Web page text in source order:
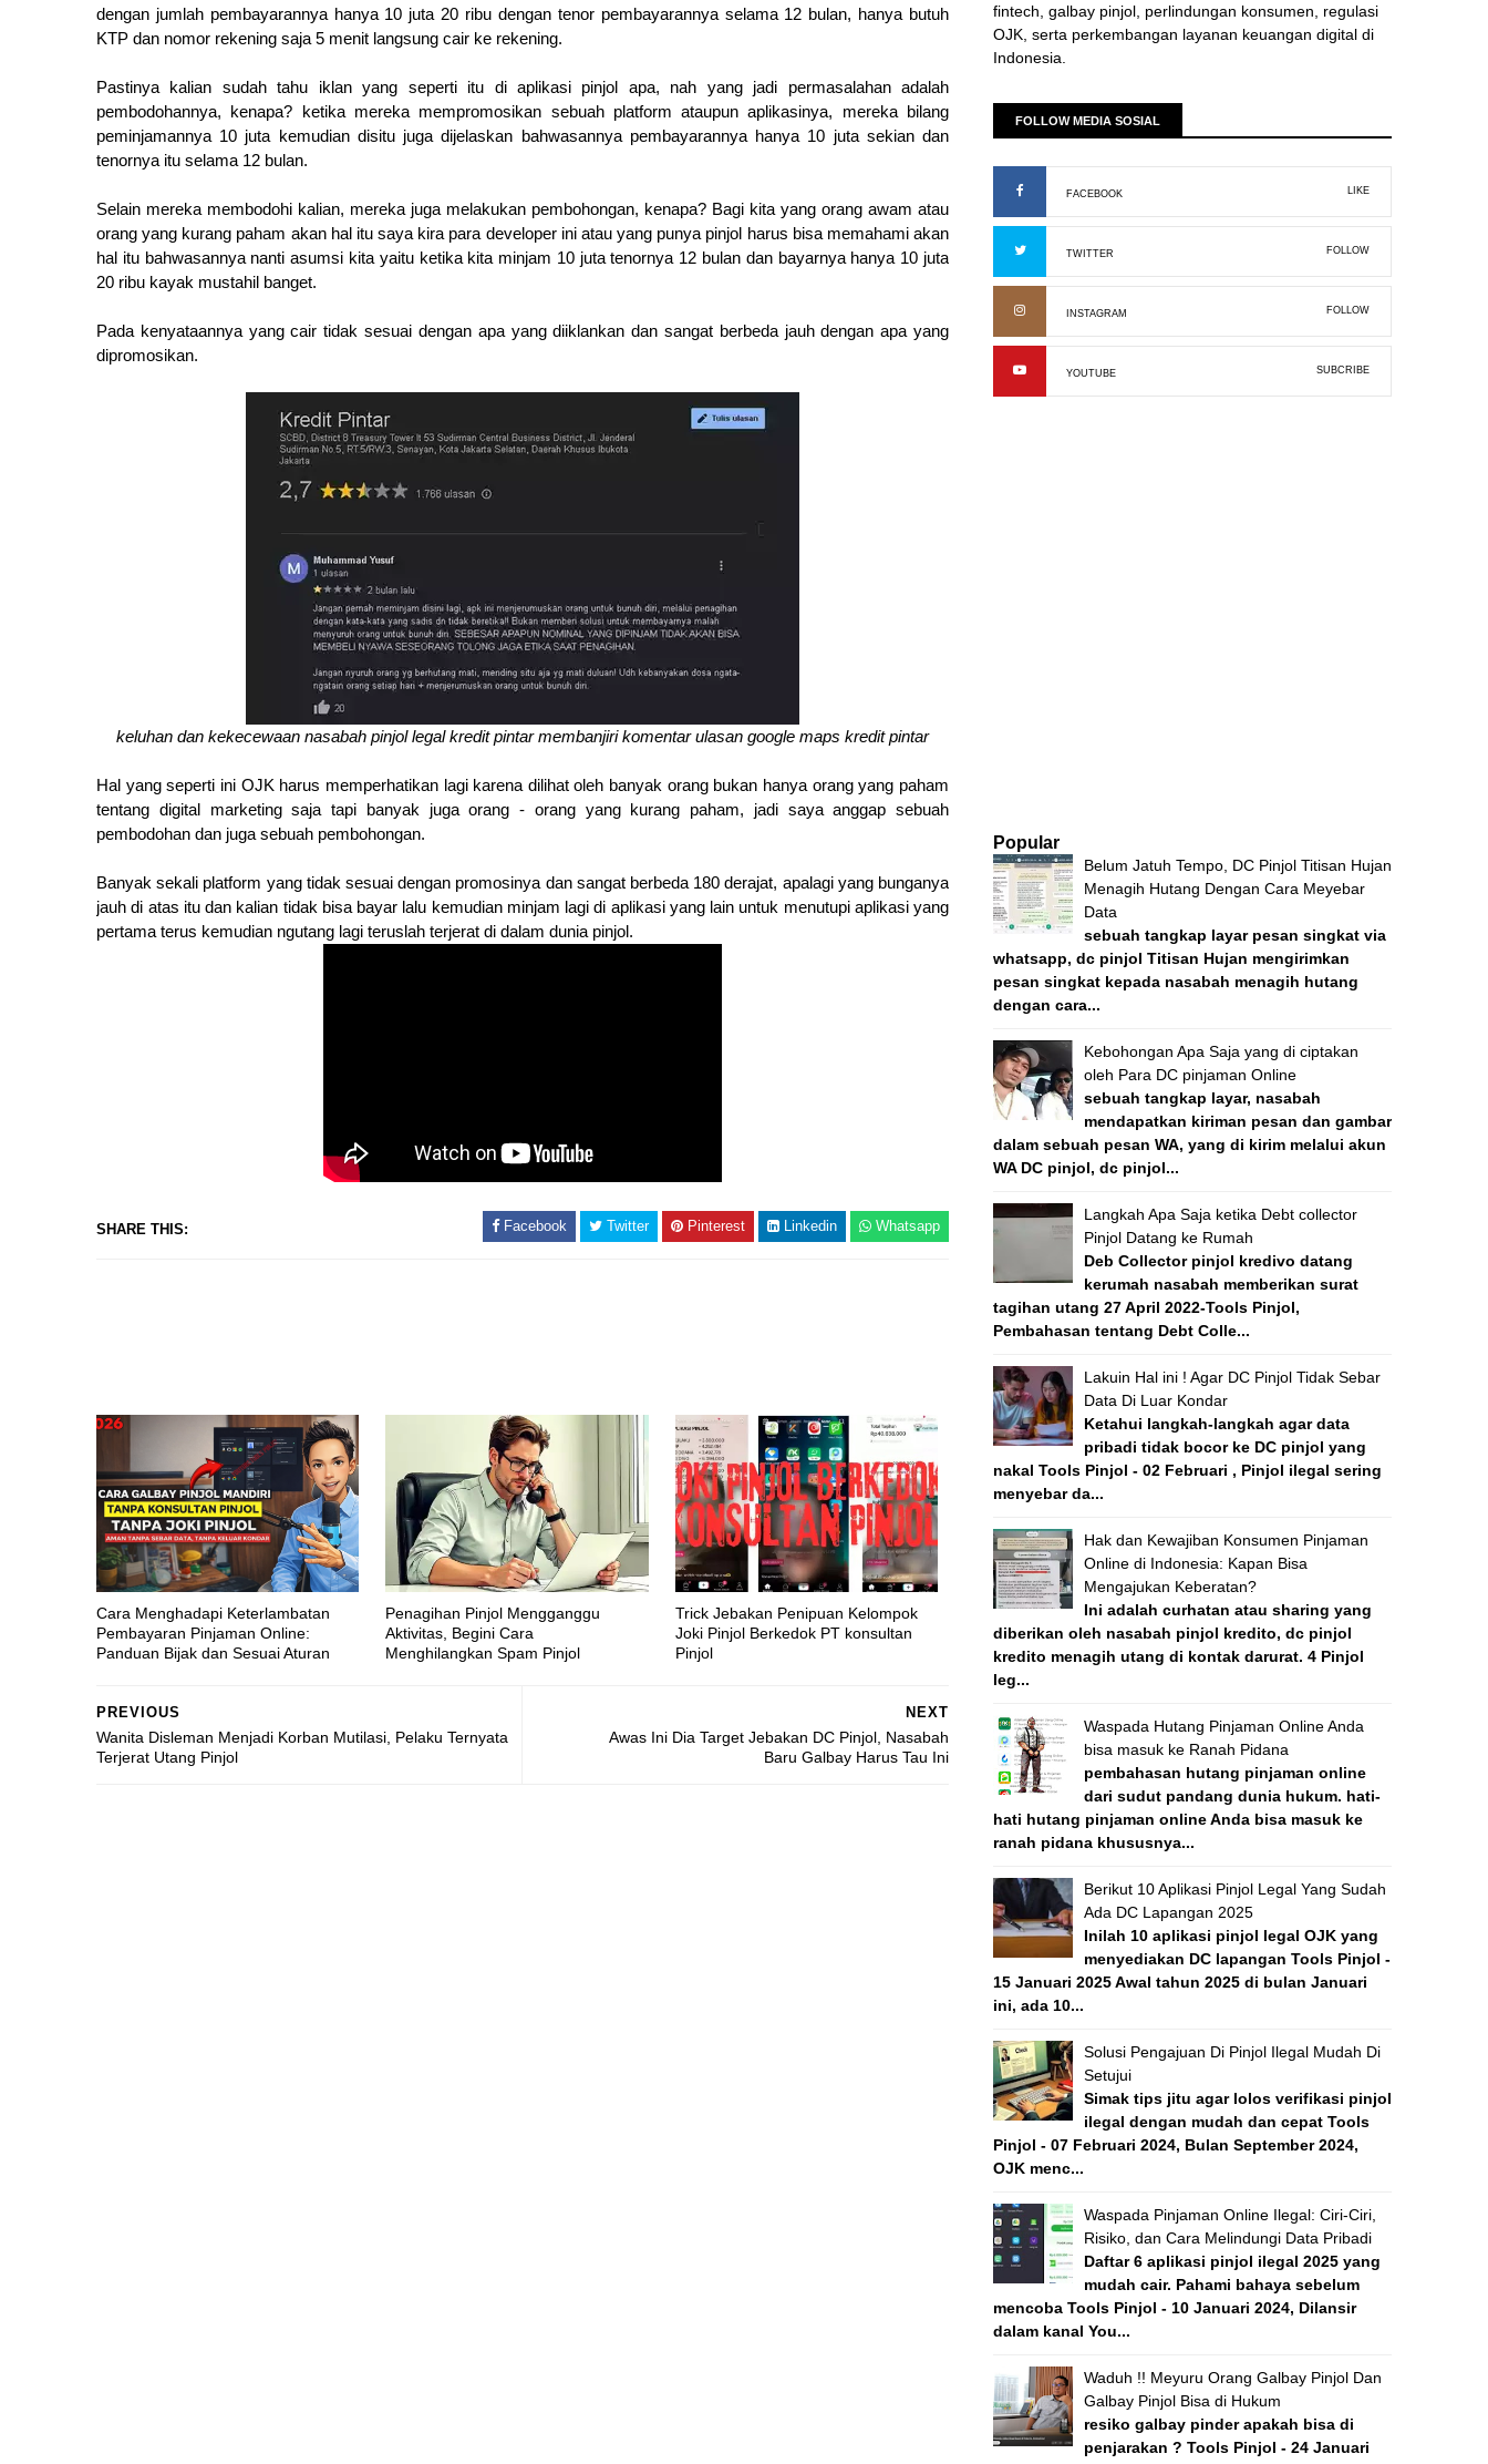
dengan jumlah pembayarannya hanya 10 juta 20 ribu dengan tenor pembayarannya selama 12 bulan, hanya butuh
KTP dan nomor rekening saja 5 menit langsung cair ke rekening.
Pastinya kalian sudah tahu iklan yang seperti itu di aplikasi pinjol apa, nah yang jadi permasalahan adalah
pembodohannya, kenapa? ketika mereka mempromosikan sebuah platform ataupun aplikasinya, mereka bilang
peminjamannya 10 juta kemudian disitu juga dijelaskan bahwasannya pembayarannya hanya 10 juta sekian dan
tenornya itu selama 12 bulan.
Selain mereka membodohi kalian, mereka juga melakukan pembohongan, kenapa? Bagi kita yang orang awam atau
orang yang kurang paham akan hal itu saya kira para developer ini atau yang punya pinjol harus bisa memahami akan
hal itu bahwasannya nanti asumsi kita yaitu ketika kita minjam 10 juta tenornya 12 bulan dan bayarnya hanya 10 juta
20 ribu kayak mustahil banget.
Pada kenyataannya yang cair tidak sesuai dengan apa yang diiklankan dan sangat berbeda jauh dengan apa yang
dipromosikan.
keluhan dan kekecewaan nasabah pinjol legal kredit pintar membanjiri komentar ulasan google maps kredit pintar
Hal yang seperti ini OJK harus memperhatikan lagi karena dilihat oleh banyak orang bukan hanya orang yang paham
tentang digital marketing saja tapi banyak juga orang - orang yang kurang paham, jadi saya anggap sebuah
pembodohan dan juga sebuah pembohongan.
Banyak sekali platform yang tidak sesuai dengan promosinya dan sangat berbeda 180 derajat, apalagi yang bunganya
jauh di atas itu dan kalian tidak bisa bayar lalu kemudian minjam lagi di aplikasi yang lain untuk menutupi aplikasi yang
pertama terus kemudian ngutang lagi teruslah terjerat di dalam dunia pinjol.
SHARE THIS: Facebook Twitter Pinterest Linkedin Whatsapp
Cara Menghadapi Keterlambatan
Pembayaran Pinjaman Online:
Panduan Bijak dan Sesuai Aturan
Penagihan Pinjol Mengganggu
Aktivitas, Begini Cara
Menghilangkan Spam Pinjol
Trick Jebakan Penipuan Kelompok
Joki Pinjol Berkedok PT konsultan
Pinjol
NEXT
Awas Ini Dia Target Jebakan DC Pinjol, Nasabah
Baru Galbay Harus Tau Ini
PREVIOUS
Wanita Disleman Menjadi Korban Mutilasi, Pelaku Ternyata
Terjerat Utang Pinjol
fintech, galbay pinjol, perlindungan konsumen, regulasi
OJK, serta perkembangan layanan keuangan digital di
Indonesia.
FOLLOW MEDIA SOSIAL
FACEBOOK LIKE
TWITTER FOLLOW
INSTAGRAM FOLLOW
YOUTUBE SUBCRIBE
Popular
Belum Jatuh Tempo, DC Pinjol Titisan Hujan
Menagih Hutang Dengan Cara Meyebar
Data
sebuah tangkap layar pesan singkat via
whatsapp, dc pinjol Titisan Hujan mengirimkan
pesan singkat kepada nasabah menagih hutang
dengan cara...
Kebohongan Apa Saja yang di ciptakan
oleh Para DC pinjaman Online
sebuah tangkap layar, nasabah
mendapatkan kiriman pesan dan gambar
dalam sebuah pesan WA, yang di kirim melalui akun
WA DC pinjol, dc pinjol...
Langkah Apa Saja ketika Debt collector
Pinjol Datang ke Rumah
Deb Collector pinjol kredivo datang
kerumah nasabah memberikan surat
tagihan utang 27 April 2022-Tools Pinjol,
Pembahasan tentang Debt Colle...
Lakuin Hal ini ! Agar DC Pinjol Tidak Sebar
Data Di Luar Kondar
Ketahui langkah-langkah agar data
pribadi tidak bocor ke DC pinjol yang
nakal Tools Pinjol - 02 Februari , Pinjol ilegal sering
menyebar da...
Hak dan Kewajiban Konsumen Pinjaman
Online di Indonesia: Kapan Bisa
Mengajukan Keberatan?
Ini adalah curhatan atau sharing yang
diberikan oleh nasabah pinjol kredito, dc pinjol
kredito menagih utang di kontak darurat. 4 Pinjol
leg...
Waspada Hutang Pinjaman Online Anda
bisa masuk ke Ranah Pidana
pembahasan hutang pinjaman online
dari sudut pandang dunia hukum. hati-
hati hutang pinjaman online Anda bisa masuk ke
ranah pidana khususnya...
Berikut 10 Aplikasi Pinjol Legal Yang Sudah
Ada DC Lapangan 2025
Inilah 10 aplikasi pinjol legal OJK yang
menyediakan DC lapangan Tools Pinjol -
15 Januari 2025 Awal tahun 2025 di bulan Januari
ini, ada 10...
Solusi Pengajuan Di Pinjol Ilegal Mudah Di
Setujui
Simak tips jitu agar lolos verifikasi pinjol
ilegal dengan mudah dan cepat Tools
Pinjol - 07 Februari 2024, Bulan September 2024,
OJK menc...
Waspada Pinjaman Online Ilegal: Ciri-Ciri,
Risiko, dan Cara Melindungi Data Pribadi
Daftar 6 aplikasi pinjol ilegal 2025 yang
mudah cair. Pahami bahaya sebelum
mencoba Tools Pinjol - 10 Januari 2024, Dilansir
dalam kanal You...
Waduh !! Meyuru Orang Galbay Pinjol Dan
Galbay Pinjol Bisa di Hukum
resiko galbay pinder apakah bisa di
penjarakan ? Tools Pinjol - 24 Januari